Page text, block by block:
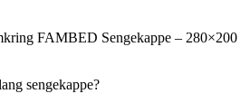
FAMBED Sengekappe – 280×200
sengekappe?